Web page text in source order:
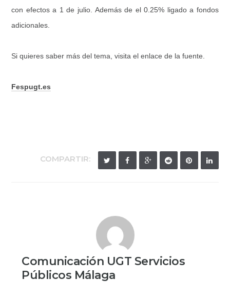
con efectos a 1 de julio. Además de el 0.25% ligado a fondos
adicionales.
Si quieres saber más del tema, visita el enlace de la fuente.
Fespugt.es
COMPARTIR:
Comunicación UGT Servicios
Públicos Málaga